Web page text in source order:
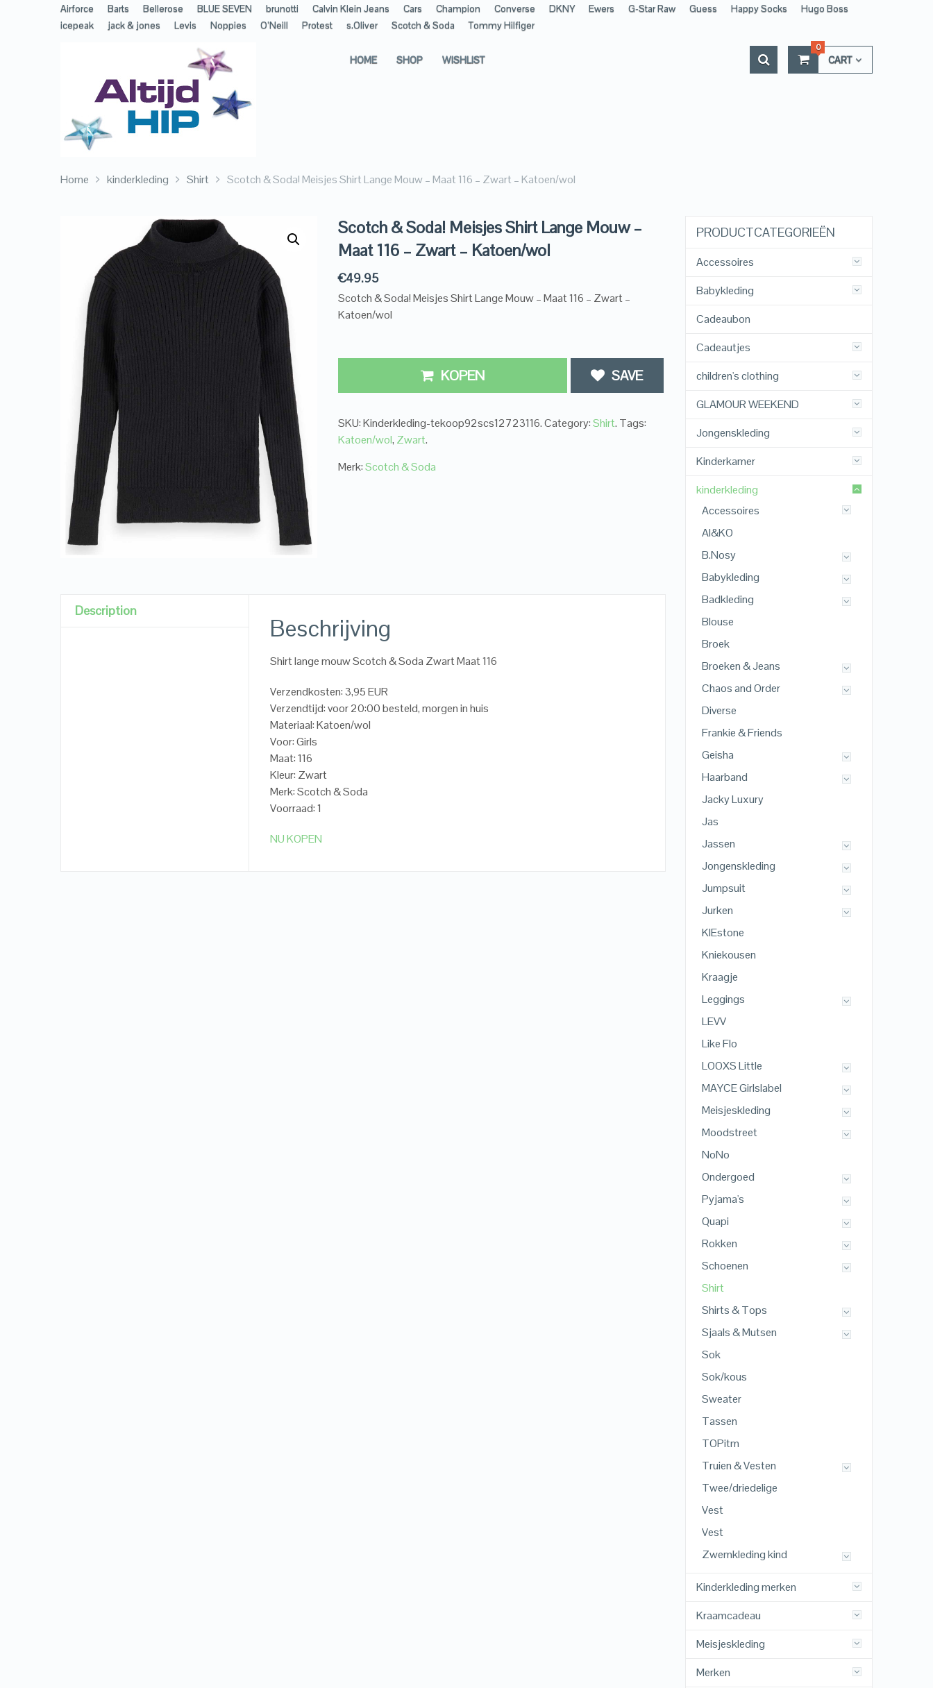
Airforce Barts Bellerose BLUE SEVEN brunotti Calvin Klein Jeans Cars Champion Converse DKNY Ewers G-Star Raw Guess Happy Socks
Hugo Boss
icepeak
jack & jones Levis Noppies O’Neill Protest s.Oliver Scotch & Soda Tommy Hilfiger
HOME SHOP WISHLIST CART
0
Home kinderkleding Shirt Scotch & Soda! Meisjes Shirt Lange Mouw – Maat 116 – Zwart – Katoen/wol
Scotch & Soda! Meisjes Shirt Lange Mouw –
Maat 116 – Zwart – Katoen/wol
€49.95
Scotch & Soda! Meisjes Shirt Lange Mouw – Maat 116 – Zwart –
Katoen/wol
KOPEN SAVE
SKU:Kinderkleding-tekoop92scs12723116.Category:Shirt. Tags:
Katoen/wol, Zwart.
Merk:Scotch & Soda
Description
Beschrijving
Shirt lange mouw Scotch & Soda Zwart Maat 116
Verzendkosten: 3,95 EUR
Verzendtijd: voor 20:00 besteld, morgen in huis
Materiaal: Katoen/wol
Voor: Girls
Maat: 116
Kleur: Zwart
Merk: Scotch & Soda
Voorraad: 1
NU KOPEN
PRODUCTCATEGORIEËN
Accessoires
Babykleding
Cadeaubon
Cadeautjes
children's clothing
GLAMOUR WEEKEND
Jongenskleding
Kinderkamer
kinderkleding
Accessoires
AI&KO
B.Nosy
Babykleding
Badkleding
Blouse
Broek
Broeken & Jeans
Chaos and Order
Diverse
Frankie & Friends
Geisha
Haarband
Jacky Luxury
Jas
Jassen
Jongenskleding
Jumpsuit
Jurken
KIEstone
Kniekousen
Kraagje
Leggings
LEVV
Like Flo
LOOXS Little
MAYCE Girlslabel
Meisjeskleding
Moodstreet
NoNo
Ondergoed
Pyjama's
Quapi
Rokken
Schoenen
Shirt
Shirts & Tops
Sjaals & Mutsen
Sok
Sok/kous
Sweater
Tassen
TOPitm
Truien & Vesten
Twee/driedelige
Vest
Vest
Zwemkleding kind
Kinderkleding merken
Kraamcadeau
Meisjeskleding
Merken